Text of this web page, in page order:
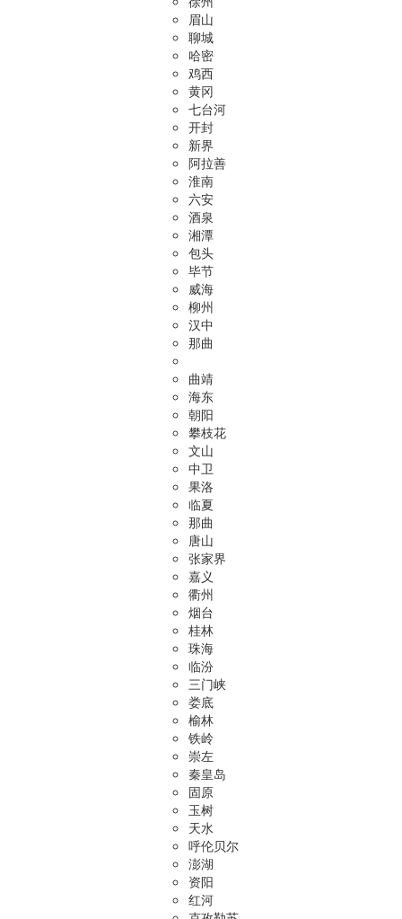
眉山
聊城
哈密
鸡西
黄冈
七台河
开封
新界
阿拉善
淮南
六安
酒泉
湘潭
包头
毕节
威海
柳州
汉中
那曲
曲靖
海东
朝阳
攀枝花
文山
中卫
果洛
临夏
那曲
唐山
张家界
嘉义
衢州
烟台
桂林
珠海
临汾
三门峡
娄底
榆林
铁岭
崇左
秦皇岛
固原
玉树
天水
呼伦贝尔
澎湖
资阳
红河